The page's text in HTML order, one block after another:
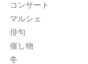
コンサート
マルシェ
俳句
催し物
冬